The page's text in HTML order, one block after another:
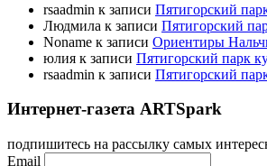
rsaadmin к записи Пятигорский
Людмила к записи Пятигорский
Noname к записи Ориентиры
юлия к записи Пятигорский парк
rsaadmin к записи Пятигорский
Интернет-газета ARTSpark
подпишитесь на рассылку самых
Email